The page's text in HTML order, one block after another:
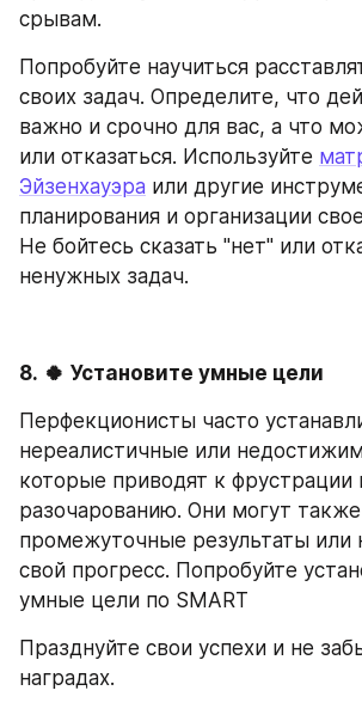
срывам.
Попробуйте научиться
своих задач. Определите, что
важно и срочно для вас, а что
или отказаться. Используйте
Эйзенхауэра или другие
планирования и организации
Не бойтесь сказать "нет" или
ненужных задач.
8. 🍀 Установите умные цели
Перфекционисты часто
нереалистичные или
которые приводят к фрустрации
разочарованию. Они могут
промежуточные результаты или
свой прогресс. Попробуйте
умные цели по SMART
Празднуйте свои успехи и не
наградах.